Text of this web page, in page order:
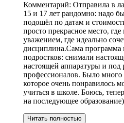
Комментарий: Отправила в
15 и 17 лет рандомно: надо
подошёл по датам и
просто прекрасное место, где
уважением, где идеально
дисциплина.Сама программа
подростков: снимали
настоящей аппаратуры и под
профессионалов. Было много
которое очень понравилось
учиться в школе. Боюсь,
на последующее образование)
Читать полностью